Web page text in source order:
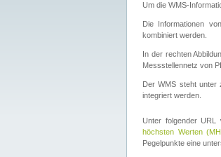
Um die WMS-
Die Informationen
kombiniert werden.
In der rechten
Messstellennetz von
Der WMS steht unter
integriert werden.
Unter folgender URL
höchsten Werten
Pegelpunkte eine